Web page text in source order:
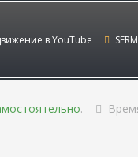
в YouTube
SERM
.